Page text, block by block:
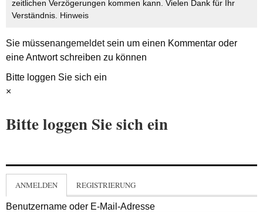
zeitlichen Verzögerungen kommen kann. Vielen Dank für Ihr
Verständnis. Hinweis
Sie müssenangemeldetsein um einen Kommentar oder
eine Antwort schreiben zu können
Bitte loggen Sie sich ein
×
Bitte loggen Sie sich ein
ANMELDEN REGISTRIERUNG
Benutzername oder E-Mail-Adresse